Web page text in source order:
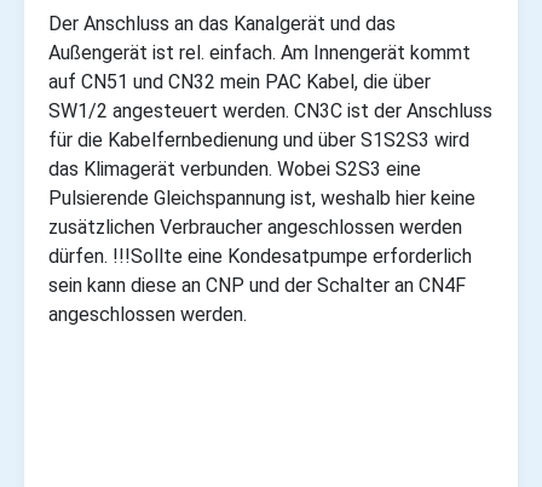
Der Anschluss an das Kanalgerät und das
Außengerät ist rel. einfach. Am Innengerät kommt
auf CN51 und CN32 mein PAC Kabel, die über
SW1/2 angesteuert werden. CN3C ist der Anschluss
für die Kabelfernbedienung und über S1S2S3 wird
das Klimagerät verbunden. Wobei S2S3 eine
Pulsierende Gleichspannung ist, weshalb hier keine
zusätzlichen Verbraucher angeschlossen werden
dürfen. !!!Sollte eine Kondesatpumpe erforderlich
sein kann diese an CNP und der Schalter an CN4F
angeschlossen werden.